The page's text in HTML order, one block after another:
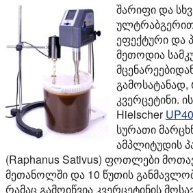
შარიფი და
ეფექტური და
მეთოდია
კვერცეტინი.
Hielscher
სურათი
ამპლიტუდის
(Raphanus Sativus) ფოთლები
მეთანოლში და 10 წუთის
რამაც გამოიწვია კვერცეტინის